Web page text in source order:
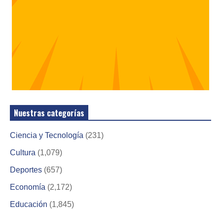
Nuestras categorías
Ciencia y Tecnología (231)
Cultura (1,079)
Deportes (657)
Economía (2,172)
Educación (1,845)